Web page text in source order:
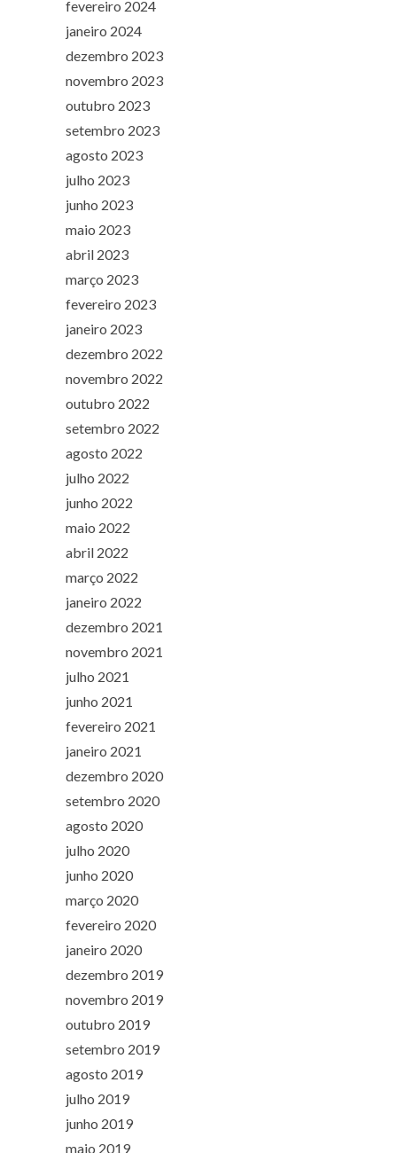
fevereiro 2024
janeiro 2024
dezembro 2023
novembro 2023
outubro 2023
setembro 2023
agosto 2023
julho 2023
junho 2023
maio 2023
abril 2023
março 2023
fevereiro 2023
janeiro 2023
dezembro 2022
novembro 2022
outubro 2022
setembro 2022
agosto 2022
julho 2022
junho 2022
maio 2022
abril 2022
março 2022
janeiro 2022
dezembro 2021
novembro 2021
julho 2021
junho 2021
fevereiro 2021
janeiro 2021
dezembro 2020
setembro 2020
agosto 2020
julho 2020
junho 2020
março 2020
fevereiro 2020
janeiro 2020
dezembro 2019
novembro 2019
outubro 2019
setembro 2019
agosto 2019
julho 2019
junho 2019
maio 2019